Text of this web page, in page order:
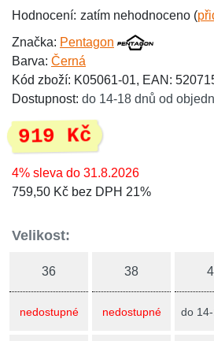
Hodnocení: zatím nehodnoceno (
Značka: Pentagon
Barva: Černá
Kód zboží: K05061-01, EAN:
Dostupnost: do 14-18 dnů od
919 Kč
4% sleva do 31.8.2026
759,50 Kč bez DPH 21%
Velikost:
36
nedostupné
38
nedostupné do